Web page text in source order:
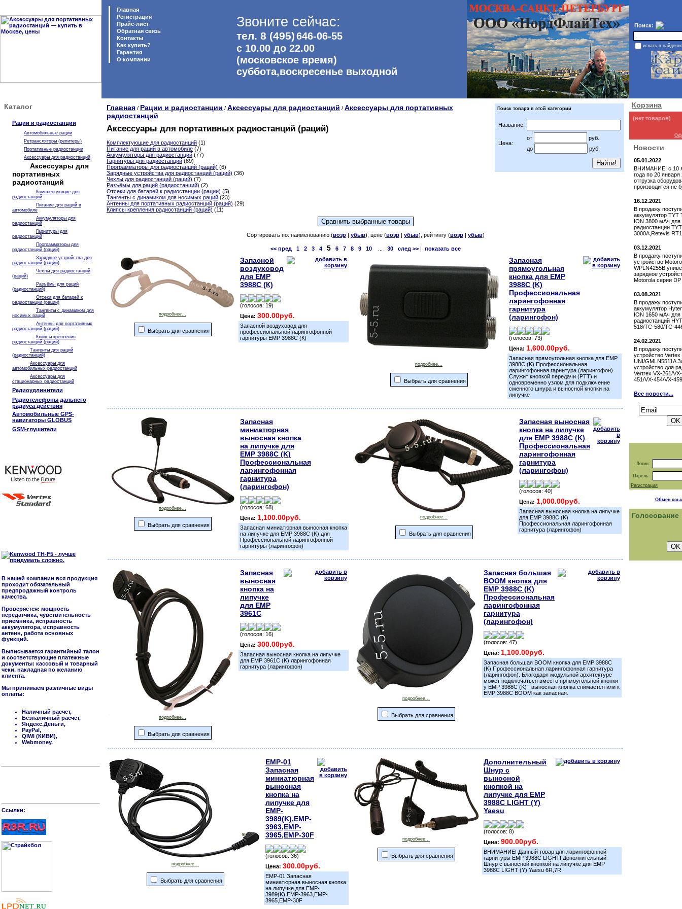
Главная
Регистрация
Прайс-лист
Обратная связь
Контакты
Как купить?
Гарантия
O компании
Звоните сейчас:
тел. 8 (495)646-06-55
с 10.00 до 22.00
(московское время)
суббота,воскресенье выходной
Поиск:
искать в
Каталог
Рации и радиостанции
Автомобильные рации
Ретрансляторы (репитеры)
Портативные радиостанции
Аксессуары для радиостанций
Аксессуары для
портативных
радиостанций
Комплектующие для
радиостанций
Питание для раций в
автомобиле
Аккумуляторы для
радиостанций
Гарнитуры для
радиостанций
Программаторы для
радиостанций (раций)
Зарядные устройства для
радиостанций (раций)
Чехлы для радиостанций
(раций)
Разъёмы для раций
(радиостанций)
Отсеки для батарей к
радиостанции (рации)
Тангенты с динамиком для
носимых раций
Антенны для портативных
радиостанций (раций)
Клипсы крепления
радиостанций (раций)
Тангенты для раций
(радиостанций)
Аксессуары для
автомобильных радиостанций
Аксессуары для
стационарных радиостанций
Радиоудлинители
Радиотелефоны дальнего
радиуса действия
Автомобильные GPS-
навигаторы GLOBUS
GSM-глушители
В нашей компании вся продукция
проходит обязательный
предпродажный контроль
качества.
Проверяется: мощность
передатчика, чувствительность
приемника, исправность
аккумулятора, исправность
антенн, работа основных
функций.
Выписывается гарантийный талон
и соответствующие платежные
документы: кассовый и товарный
чеки, накладная по желанию
клиента.
Мы принимаем различные виды
оплаты:
Наличный расчет,
Безналичный расчет,
Яндекс.Деньги,
PayPal,
QIWI (КИВИ),
Webmoney.
Cсылки:
Главная / Рации и радиостанции / Аксессуары для радиостанций / Аксессуары для портативных
радиостанций
Поиск товара в этой категории
Название:
Цена:
от
руб.
до
руб.
Аксессуары для портативных радиостанций (раций)
Комплектующие для радиостанций (1)
Питание для раций в автомобиле (7)
Аккумуляторы для радиостанций (77)
Гарнитуры для радиостанций (89)
Программаторы для радиостанций (раций) (6)
Зарядные устройства для радиостанций (раций) (36)
Чехлы для радиостанций (раций) (7)
Разъёмы для раций (радиостанций) (2)
Отсеки для батарей к радиостанции (рации) (5)
Тангенты с динамиком для носимых раций (23)
Антенны для портативных радиостанций (раций) (29)
Клипсы крепления радиостанций (раций) (11)
Сортировать по: наименованию (возр| убыв), цене (возр| убыв), рейтингу (возр| убыв)
<< пред 1 2 3 4 5 6 7 8 9 10... 30 след >>| показать все
подробнее...
Выбрать для сравнения
Запасной
воздуховод
для EMP
3988С (К)
(голосов: 19)
Цена: 300.00руб.
Запасной воздуховод для
профессиональной ларингофонной
гарнитуры EMP 3988С (К)
подробнее...
Выбрать для сравнения
Запасная
прямоугольная
кнопка для EMP
3988С (K)
Профессиональная
ларингофонная
гарнитура
(ларингофон)
(голосов: 73)
Цена: 1,600.00руб.
Запасная прямоугольная кнопка для EMP
3988С (K) Профессиональная
ларингофонная гарнитура (ларингофон).
Служит кнопкой передачи (РТТ) и
одновременно узлом для подключение
сменного шнура и выносной кнопки на
липучке
подробнее...
Выбрать для сравнения
Запасная
миниатюрная
выносная кнопка
на липучке для
EMP 3988С (K)
Профессиональная
ларингофонная
гарнитура
(ларингофон)
(голосов: 68)
Цена: 1,100.00руб.
Запасная миниатюрная выносная кнопка
на липучке для EMP 3988С (K) для
Профессиональной ларингофонной
гарнитуры (ларингофон)
подробнее...
Выбрать для сравнения
Запасная выносная
кнопка на липучке
для EMP 3988С (K)
Профессиональная
ларингофонная
гарнитура
(ларингофон)
(голосов: 40)
Цена: 1,000.00руб.
Запасная выносная кнопка на липучке
для EMP 3988С (K)
Профессиональная ларингофонная
гарнитура (ларингофон)
подробнее...
Выбрать для сравнения
Запасная
выносная
кнопка на
липучке
для EMP
3961С
(голосов: 16)
Цена: 300.00руб.
Запасная выносная кнопка на липучке
для EMP 3961С (K) ларингофонная
гарнитура (ларингофон)
подробнее...
Выбрать для сравнения
Запасная большая
BOOM кнопка для
EMP 3988С (K)
Профессиональная
ларингофонная
гарнитура
(ларингофон)
(голосов: 47)
Цена: 1,100.00руб.
Запасная большая BOOM кнопка для EMP 3988С
(K) Профессиональная ларингофонная гарнитура
(ларингофон). Благодаря модульной архитектуре
может подключаться вместо прямоугольной кнопки
у EMP 3988С (K) , выносная кнопка снимается или к
ЕМР 3988С BOOM как запасная.
подробнее...
Выбрать для сравнения
ЕМР-01
Запасная
миниатюрная
выносная
кнопка на
липучке для
EMP-
3989(K),EMP-
3963,EMP-
3965,EMP-30F
(голосов: 36)
Цена: 300.00руб.
ЕМР-01 Запасная
миниатюрная выносная кнопка
на липучке для EMP-
3989(K),EMP-3963,EMP-
3965,EMP-30F
подробнее...
Выбрать для сравнения
Дополнительный
Шнур с
выносной
кнопкой на
липучке для EMP
3988С LIGHT (Y)
Yaesu
(голосов: 8)
Цена: 900.00руб.
ВНИМАНИЕ! Данный товар для ларингофонной
гарнитуры ЕМР 3988С LIGHT! Дополнительный
Шнур с выносной кнопкой на липучке для EMP
3988С LIGHT (Y) Yaesu 6R,7R
Корзина
(нет товаров)
Новости
05.01.2022
ВНИМАНИЕ! с 10
года по 20 января
отгрузка
производится не
16.12.2021
В продажу
аккумулятор TYT
ION 3800 мАч для
радиостанции
3000A,Retevis RT1
03.12.2021
В продажу
устройство
WPLN4255B
зарядное
Motorola серии DP
03.08.2021
В продажу
аккумулятор
ION 1650 мАч для
радиостанций
518/TC-580/TC-
24.02.2021
В продажу
устройство
UNI/GMLN5511A
устройство для
Vertrex VX-261/
451/VX-454/VX-459
Все новости...
Логин:
Пароль:
Регистрация
Обмен
Голосование